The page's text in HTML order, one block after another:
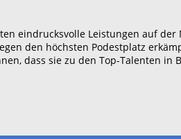
eindrucksvolle Leistungen auf
den höchsten Podestplatz
dass sie zu den Top-Talenten in